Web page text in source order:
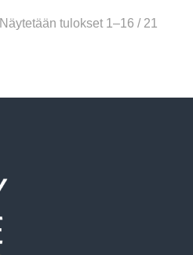
Näytetään tulokset 1–16 / 21